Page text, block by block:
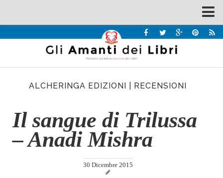
Recensioni
Interviste & Incontri
Bandi
Chi siamo
Contatti
ALCHERINGA EDIZIONI RECENSIONI
Il sangue di Trilussa
– Anadi Mishra
30 Dicembre 2015